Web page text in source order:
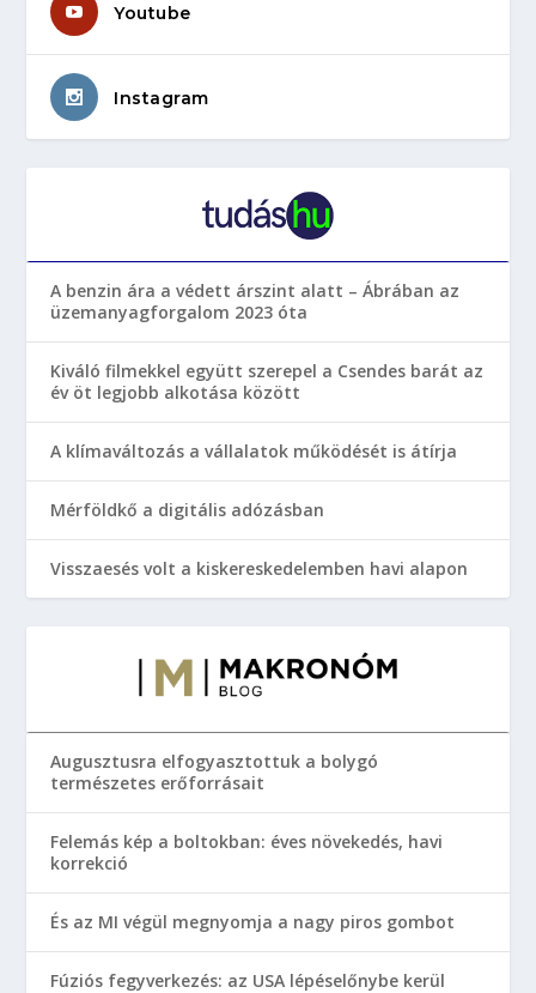
Youtube
Instagram
A benzin ára a védett árszint alatt – Ábrában az
üzemanyagforgalom 2023 óta
Kiváló filmekkel együtt szerepel a Csendes barát az
év öt legjobb alkotása között
A klímaváltozás a vállalatok működését is átírja
Mérföldkő a digitális adózásban
Visszaesés volt a kiskereskedelemben havi alapon
Augusztusra elfogyasztottuk a bolygó
természetes erőforrásait
Felemás kép a boltokban: éves növekedés, havi
korrekció
És az MI végül megnyomja a nagy piros gombot
Fúziós fegyverkezés: az USA lépéselőnybe kerül